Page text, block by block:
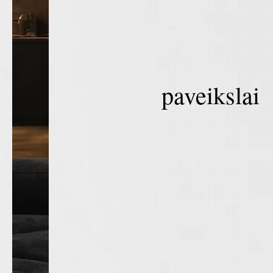
paveikslai